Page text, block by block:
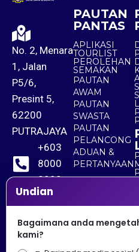
No. 2, Menara
1, Jalan
P5/6,
Presint 5,
62200
PUTRAJAYA
+603
8000
8000
+603
8891
7100
PAUTAN
PANTAS
APLIKASI
TOURLIST
PEROLEHAN
SEMAKAN
PAUTAN
AWAM
PAUTAN
SWASTA
PAUTAN
PELANCONG
ADUAN &
PERTANYAAN
Undian
Bagaimana anda
kami?